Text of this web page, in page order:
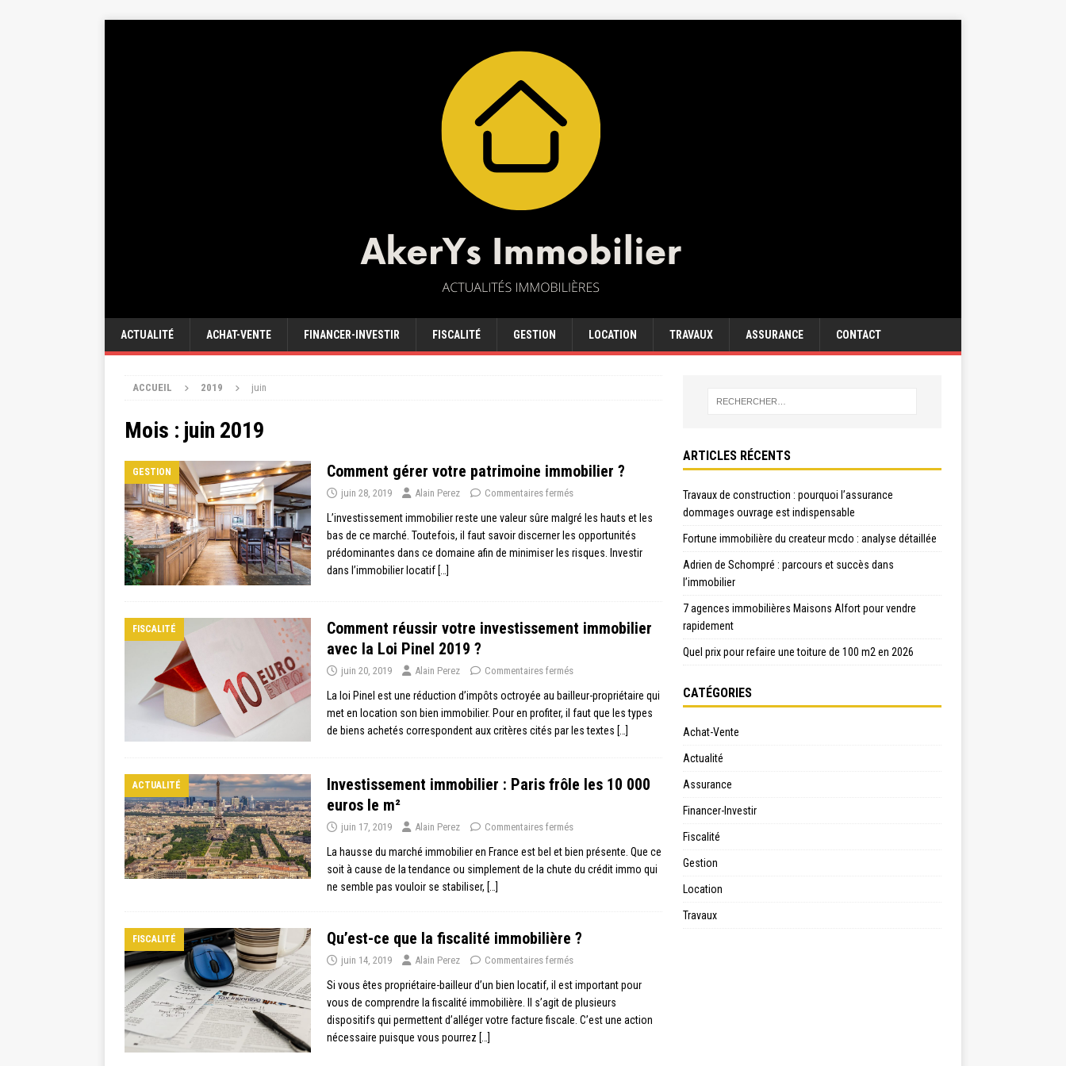
ACTUALITÉ ACHAT-VENTE FINANCER-INVESTIR FISCALITÉ GESTION LOCATION TRAVAUX ASSURANCE CONTACT
ACCUEIL 2019 juin
Mois : juin 2019
GESTION Comment gérer votre patrimoine immobilier ?
juin 28, 2019 Alain Perez Commentaires fermés
L’investissement immobilier reste une valeur sûre malgré les hauts et les
bas de ce marché. Toutefois, il faut savoir discerner les opportunités
prédominantes dans ce domaine afin de minimiser les risques. Investir
dans l’immobilier locatif […]
FISCALITÉ
Comment réussir votre investissement immobilier
avec la Loi Pinel 2019 ?
juin 20, 2019 Alain Perez Commentaires fermés
La loi Pinel est une réduction d’impôts octroyée au bailleur-propriétaire qui
met en location son bien immobilier. Pour en profiter, il faut que les types
de biens achetés correspondent aux critères cités par les textes […]
ACTUALITÉ
Investissement immobilier : Paris frôle les 10 000
euros le m²
juin 17, 2019 Alain Perez Commentaires fermés
La hausse du marché immobilier en France est bel et bien présente. Que ce
soit à cause de la tendance ou simplement de la chute du crédit immo qui
ne semble pas vouloir se stabiliser, […]
FISCALITÉ Qu’est-ce que la fiscalité immobilière ?
juin 14, 2019 Alain Perez Commentaires fermés
Si vous êtes propriétaire-bailleur d’un bien locatif, il est important pour
vous de comprendre la fiscalité immobilière. Il s’agit de plusieurs
dispositifs qui permettent d’alléger votre facture fiscale. C’est une action
nécessaire puisque vous pourrez […]
ARTICLES RÉCENTS
Travaux de construction : pourquoi l’assurance
dommages ouvrage est indispensable
Fortune immobilière du createur mcdo : analyse détaillée
Adrien de Schompré : parcours et succès dans
l’immobilier
7 agences immobilières Maisons Alfort pour vendre
rapidement
Quel prix pour refaire une toiture de 100 m2 en 2026
CATÉGORIES
Achat-Vente
Actualité
Assurance
Financer-Investir
Fiscalité
Gestion
Location
Travaux